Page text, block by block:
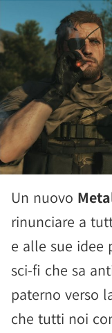
Un nuovo
rinunciare a
e alle sue idee
sci-fi che sa
paterno verso
che tutti noi